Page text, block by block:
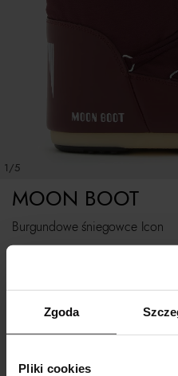
Zgoda
Pliki cookies
1/5
Burgundowe śniegowce Icon
MOON BOOT
WYBIERZ ROZMIAR